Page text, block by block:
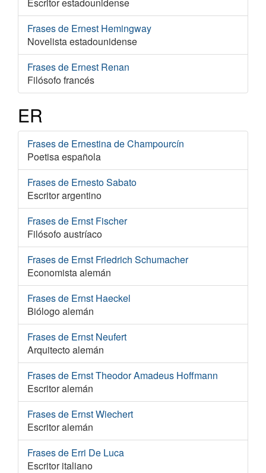
Frases de Ernest Hemingway
Novelista estadounidense
Frases de Ernest Renan
Filósofo francés
ER
Frases de Ernestina de Champourcín
Poetisa española
Frases de Ernesto Sabato
Escritor argentino
Frases de Ernst Fischer
Filósofo austríaco
Frases de Ernst Friedrich Schumacher
Economista alemán
Frases de Ernst Haeckel
Biólogo alemán
Frases de Ernst Neufert
Arquitecto alemán
Frases de Ernst Theodor Amadeus Hoffmann
Escritor alemán
Frases de Ernst Wiechert
Escritor alemán
Frases de Erri De Luca
Escritor italiano